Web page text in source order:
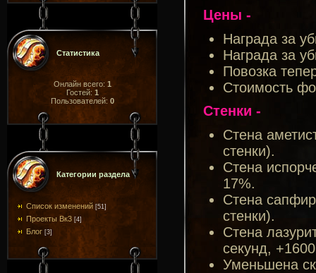
Статистика
Онлайн всего: 1
Гостей: 1
Пользователей: 0
Категории раздела
Список изменений [51]
Проекты Вк3 [4]
Блог [3]
Цены -
Награда за
Награда за
Повозка
Стоимость
Стенки -
Стена
стенки).
Стена
17%.
Стена
стенки).
Стена
секунд,
Уменьшена